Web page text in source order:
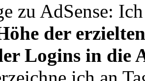
zu AdSense:
der
Logins in die